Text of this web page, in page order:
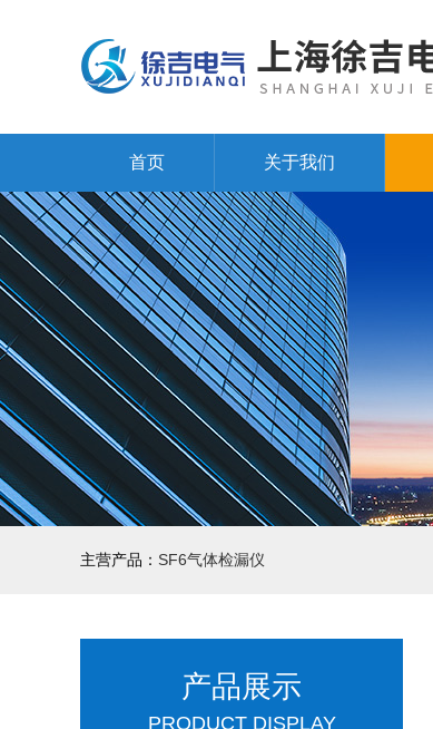
首页 关于我们
主营产品： SF6气体检漏仪
产品展示
PRODUCT DISPLAY